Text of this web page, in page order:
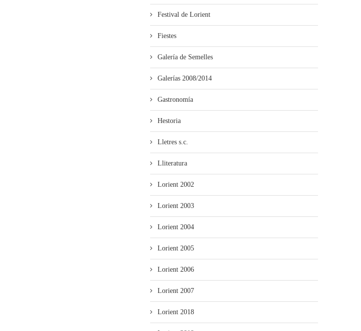
Festival de Lorient
Fiestes
Galería de Semelles
Galerías 2008/2014
Gastronomía
Hestoria
Lletres s.c.
Lliteratura
Lorient 2002
Lorient 2003
Lorient 2004
Lorient 2005
Lorient 2006
Lorient 2007
Lorient 2018